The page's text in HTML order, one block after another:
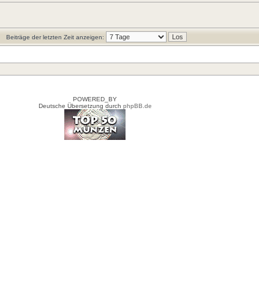
Beiträge der letzten Zeit anzeigen:
POWERED_BY
Deutsche Übersetzung durch phpBB.de